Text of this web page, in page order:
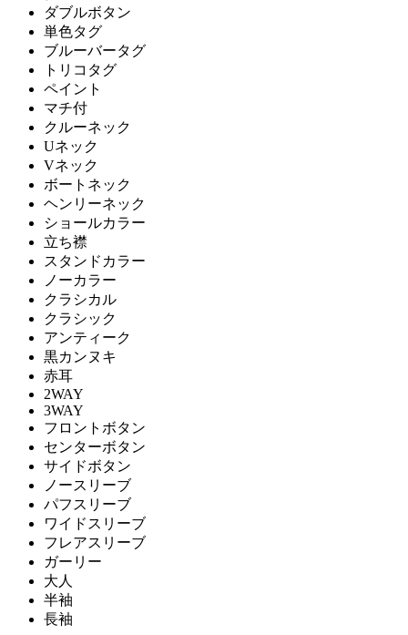
ダブルボタン
単色タグ
ブルーバータグ
トリコタグ
ペイント
マチ付
クルーネック
Uネック
Vネック
ボートネック
ヘンリーネック
ショールカラー
立ち襟
スタンドカラー
ノーカラー
クラシカル
クラシック
アンティーク
黒カンヌキ
赤耳
2WAY
3WAY
フロントボタン
センターボタン
サイドボタン
ノースリーブ
パフスリーブ
ワイドスリーブ
フレアスリーブ
ガーリー
大人
半袖
長袖